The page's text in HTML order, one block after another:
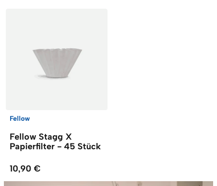
Fellow
Fellow Stagg X
Papierfilter - 45 Stück
10,90 €